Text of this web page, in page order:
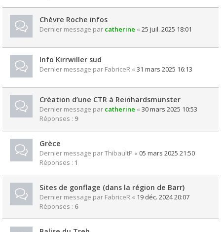
Chèvre Roche infos
Dernier message par catherine « 25 juil. 2025 18:01
Info Kirrwiller sud
Dernier message par FabriceR « 31 mars 2025 16:13
Création d’une CTR à Reinhardsmunster
Dernier message par catherine « 30 mars 2025 10:53
Réponses : 9
Grèce
Dernier message parThibaultP « 05 mars 2025 21:50
Réponses : 1
Sites de gonflage (dans la région de Barr)
Dernier message par FabriceR « 19 déc. 2024 20:07
Réponses : 6